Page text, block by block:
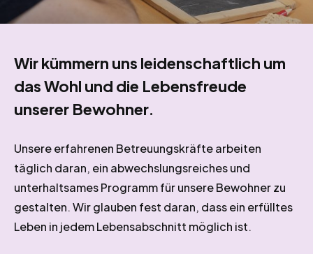
Wir kümmern uns leidenschaftlich um
das Wohl und die Lebensfreude
unserer Bewohner.
Unsere erfahrenen Betreuungskräfte arbeiten
täglich daran, ein abwechslungsreiches und
unterhaltsames Programm für unsere Bewohner zu
gestalten. Wir glauben fest daran, dass ein erfülltes
Leben in jedem Lebensabschnitt möglich ist.